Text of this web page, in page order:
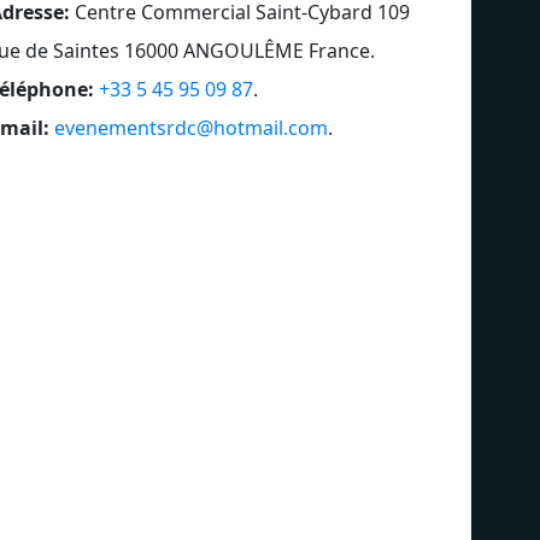
Centre Commercial Saint-Cybard 109
de Saintes 16000 ANGOULÊME France.
+33 5 45 95 09 87.
evenementsrdc@hotmail.com.